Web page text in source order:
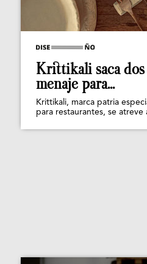
Krittikali saca
menaje para...
Krittikali, marca patria
para restaurantes, se atreve